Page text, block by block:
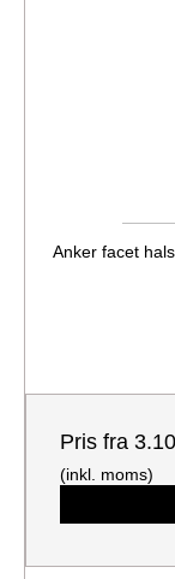
Anker facet
Pris fra
(inkl. moms)